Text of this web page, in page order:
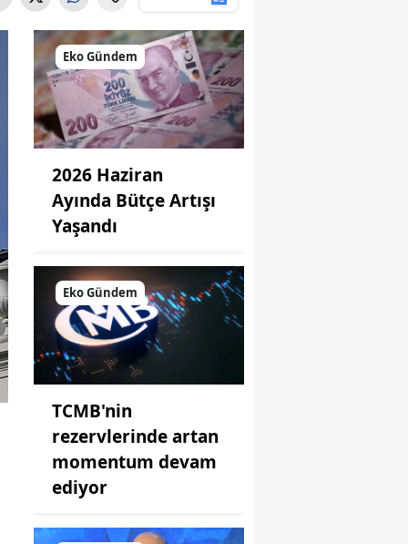
Eko Gündem
2026 Haziran
Ayında Bütçe Artışı
Yaşandı
Eko Gündem
TCMB'nin
rezervlerinde artan
momentum devam
ediyor